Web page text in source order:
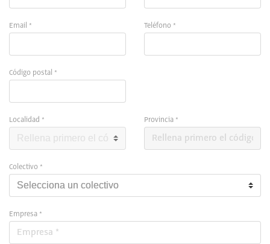
Email * Teléfono *
Código postal *
Localidad * Provincia *
Colectivo *
Empresa *